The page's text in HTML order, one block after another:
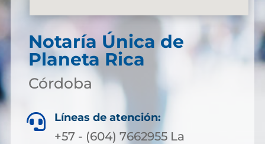
Notaría Única de
Planeta Rica
Córdoba
 Líneas de atención:
+57 - (604) 7662955 La